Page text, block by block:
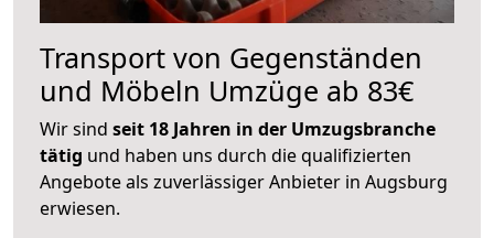
Transport von Gegenständen
und Möbeln Umzüge ab 83€
Wir sind seit 18 Jahren in der Umzugsbranche
tätig und haben uns durch die qualifizierten
Angebote als zuverlässiger Anbieter in Augsburg
erwiesen.